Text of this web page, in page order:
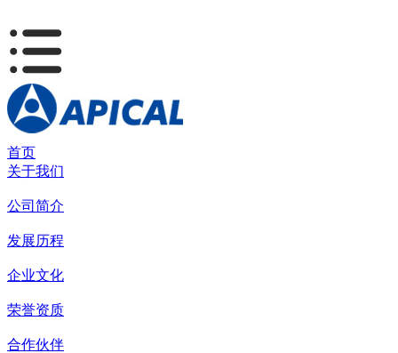
首页
关于我们
公司简介
发展历程
企业文化
荣誉资质
合作伙伴